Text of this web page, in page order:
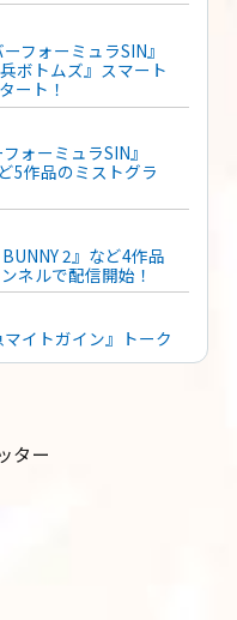
フォーミュラSIN』
ボトムズ』スマート
ート！
ォーミュラSIN』
5作品のミストグラ
2』など4作品
ネルで配信開始！
イトガイン』トーク
ター